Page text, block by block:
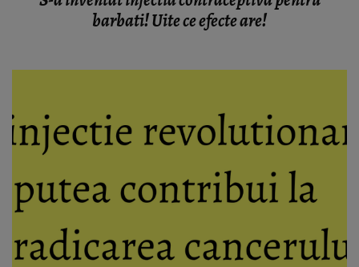
barbati! Uite ce efecte are!